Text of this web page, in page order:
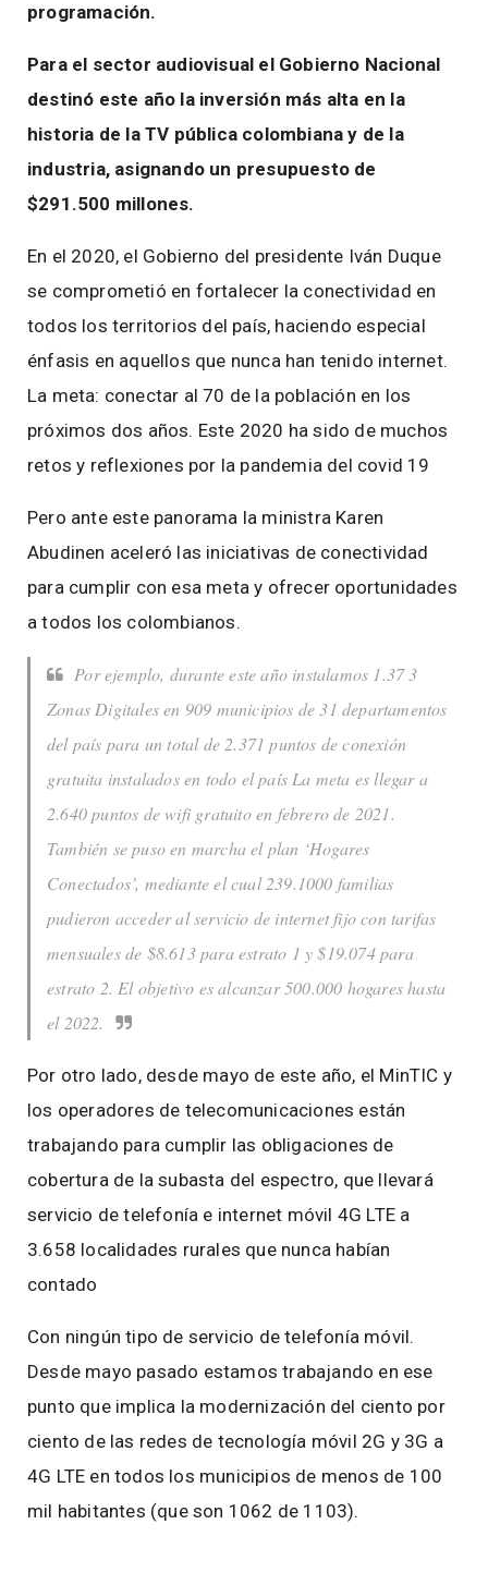
programación.
Para el sector audiovisual el Gobierno Nacional
destinó este año la inversión más alta en la
historia de la TV pública colombiana y de la
industria, asignando un presupuesto de
$291.500 millones.
En el 2020, el Gobierno del presidente Iván Duque
se comprometió en fortalecer la conectividad en
todos los territorios del país, haciendo especial
énfasis en aquellos que nunca han tenido internet.
La meta: conectar al 70 de la población en los
próximos dos años. Este 2020 ha sido de muchos
retos y reflexiones por la pandemia del covid 19
Pero ante este panorama la ministra Karen
Abudinen aceleró las iniciativas de conectividad
para cumplir con esa meta y ofrecer oportunidades
a todos los colombianos.
Por ejemplo, durante este año instalamos 1.37 3
Zonas Digitales en 909 municipios de 31 departamentos
del país para un total de 2.371 puntos de conexión
gratuita instalados en todo el país La meta es llegar a
2.640 puntos de wifi gratuito en febrero de 2021.
También se puso en marcha el plan ‘Hogares
Conectados’, mediante el cual 239.1000 familias
pudieron acceder al servicio de internet fijo con tarifas
mensuales de $8.613 para estrato 1 y $19.074 para
estrato 2. El objetivo es alcanzar 500.000 hogares hasta
el 2022.
Por otro lado, desde mayo de este año, el MinTIC y
los operadores de telecomunicaciones están
trabajando para cumplir las obligaciones de
cobertura de la subasta del espectro, que llevará
servicio de telefonía e internet móvil 4G LTE a
3.658 localidades rurales que nunca habían
contado
Con ningún tipo de servicio de telefonía móvil.
Desde mayo pasado estamos trabajando en ese
punto que implica la modernización del ciento por
ciento de las redes de tecnología móvil 2G y 3G a
4G LTE en todos los municipios de menos de 100
mil habitantes (que son 1062 de 1103).